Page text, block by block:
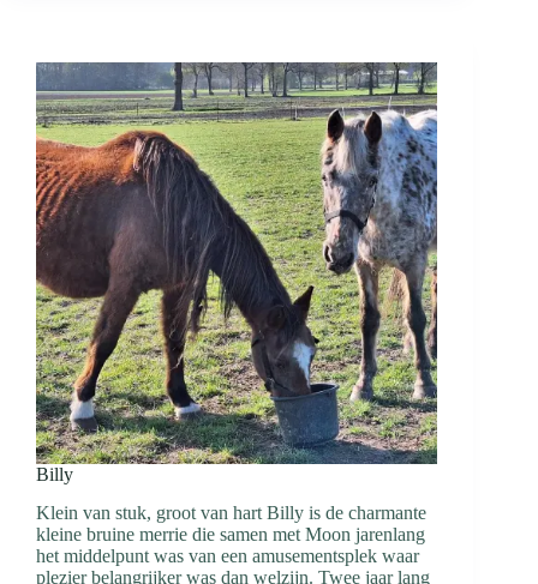
Billy
Klein van stuk, groot van hart Billy is de charmante
kleine bruine merrie die samen met Moon jarenlang
het middelpunt was van een amusementsplek waar
plezier belangrijker was dan welzijn. Twee jaar lang